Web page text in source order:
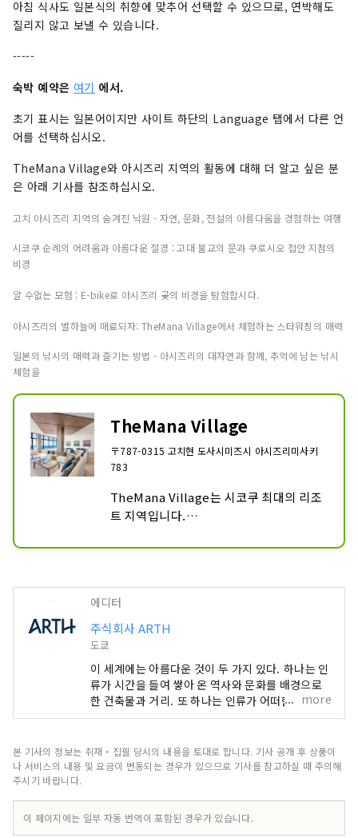
아침 식사도 일본식의 취향에 맞추어 선택할 수 있으므로, 연박해도
질리지 않고 보낼 수 있습니다.
-----
숙박 예약은 여기 에서.
초기 표시는 일본어이지만 사이트 하단의 Language 탭에서 다른 언
어를 선택하십시오.
TheMana Village와 아시즈리 지역의 활동에 대해 더 알고 싶은 분
은 아래 기사를 참조하십시오.
고치 아시즈리 지역의 숨겨진 낙원 - 자연, 문화, 전설의 아름다움을 경험하는 여행
시코쿠 순례의 어려움과 아름다운 절경 : 고대 불교의 문과 쿠로시오 접안 지점의
비경
알 수없는 모험 : E-bike로 아시즈리 곶의 비경을 탐험합시다.
아시즈리의 별하늘에 매료되자: TheMana Village에서 체험하는 스타워칭의 매력
일본의 낚시의 매력과 즐기는 방법 - 아시즈리의 대자연과 함께, 추억에 남는 낚시
체험을
TheMana Village
〒787-0315 고치현 도사시미즈시 아시즈리미사키
783
TheMana Village는 시코쿠 최대의 리조
트 지역입니다.
호텔은 카페, 레스토랑, 온천 등을 갖추고
카페, 레스토랑, 온천은 숙박하지 않는 분
도 이용하실 수 있습니다.
실, 일본식 객실 등 다양하며, 모두 오션뷰
가 되어 있습니다.
넓은 라운지에서는 태평양의 절경을 바라
보면서 Cafe & Bar에서 오리지널 음료와
레스토랑 Azzurrissimo의 갑판에서는 환
며 음료와 저녁 식사를 즐기실 수 있습니
다.
에디터
주식회사 ARTH
도쿄
이 세계에는 아름다운 것이 두 가지 있다. 하나는 인
류가 시간을 들여 쌓아 온 역사와 문화를 배경으로
한 건축물과 거리. 또 하나는 인류가 어떠한 손을 더
하지 않은 자연이다. 우리는 전 세계를 모험하고 그
을 찾아낸다. 전세계 사람들에게 마음을 매료하는
아트 작품으로 전달합니다.
more
본 기사의 정보는 취재・집필 당시의 내용을 토대로 합니다. 기사 공개 후 상품이
나 서비스의 내용 및 요금이 변동되는 경우가 있으므로 기사를 참고하실 때 주의해
주시기 바랍니다.
이 페이지에는 일부 자동 번역이 포함된 경우가 있습니다.